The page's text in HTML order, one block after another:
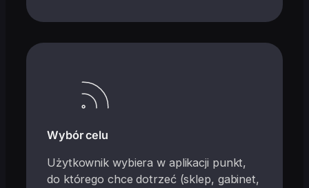
Wybór celu
Użytkownik wybiera w aplikacji punkt,
do którego chce dotrzeć (sklep, gabinet,